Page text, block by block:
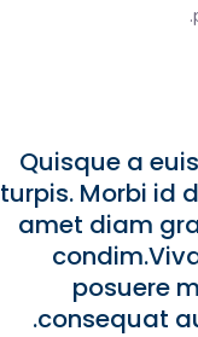
Quisque a
turpis. Morbi id
amet diam
posuere
consequat